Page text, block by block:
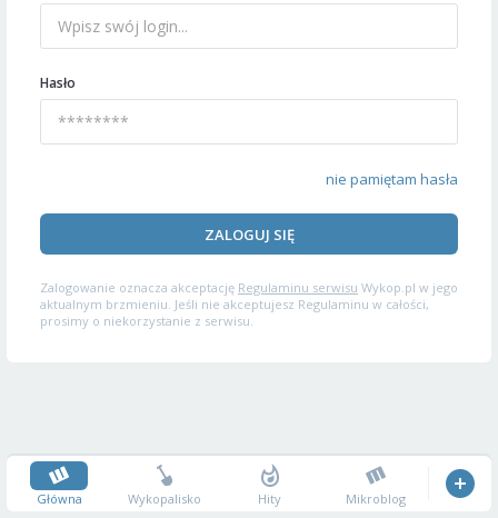
Hasło
nie pamiętam hasła
ZALOGUJ SIĘ
Zalogowanie oznacza akceptację Regulaminu serwisu Wykop.pl w jego
aktualnym brzmieniu. Jeśli nie akceptujesz Regulaminu w całości,
prosimy o niekorzystanie z serwisu.
Główna Wykopalisko Hity Mikroblog